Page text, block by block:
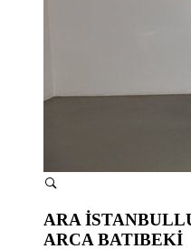
ARA
ARCA BATIBEKİ